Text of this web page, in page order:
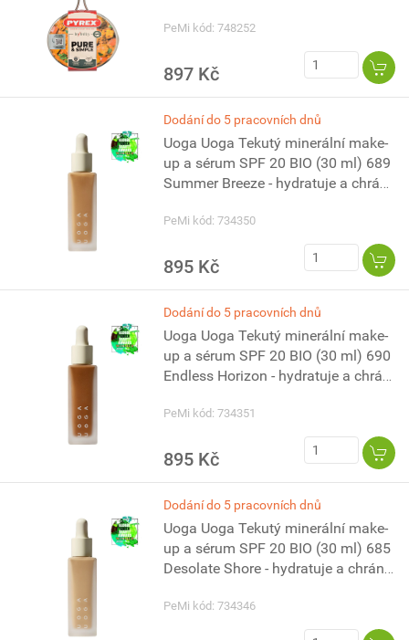
PeMi kód: 748252
897 Kč
Dodání do 5 pracovních dnů
Uoga Uoga Tekutý minerální make-
up a sérum SPF 20 BIO (30 ml) 689
Summer Breeze - hydratuje a chrání
PeMi kód: 734350
895 Kč
Dodání do 5 pracovních dnů
Uoga Uoga Tekutý minerální make-
up a sérum SPF 20 BIO (30 ml) 690
Endless Horizon - hydratuje a chrání
PeMi kód: 734351
895 Kč
Dodání do 5 pracovních dnů
Uoga Uoga Tekutý minerální make-
up a sérum SPF 20 BIO (30 ml) 685
Desolate Shore - hydratuje a chrání
PeMi kód: 734346